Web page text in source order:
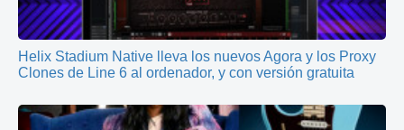
Helix Stadium Native lleva los nuevos Agora y los Proxy
Clones de Line 6 al ordenador, y con versión gratuita